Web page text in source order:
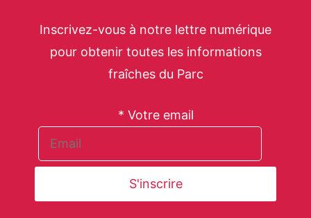
Inscrivez-vous à notre lettre numérique
pour obtenir toutes les informations
fraîches du Parc
* Votre email